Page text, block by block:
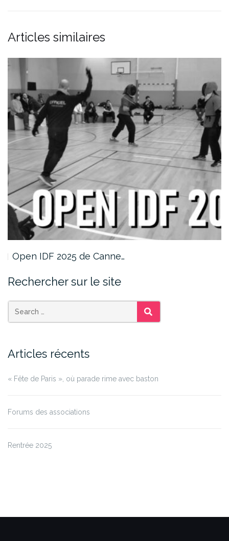
Articles similaires
Open IDF 2025 de Canne…
Rechercher sur le site
SEARCH
Articles récents
« Fête de Paris », où parade rime avec baston
Forums des associations
Rentrée 2025